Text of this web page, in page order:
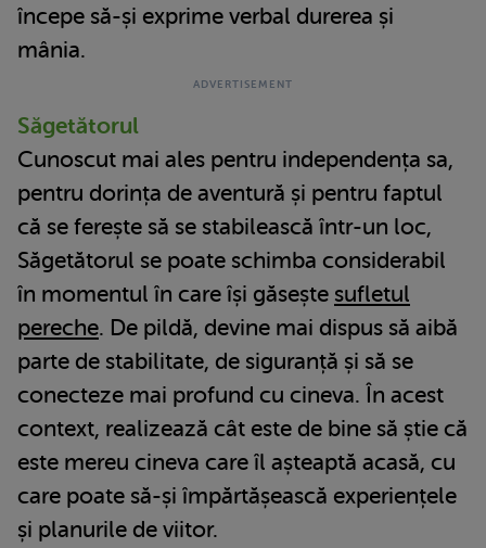
începe să-și exprime verbal durerea și
mânia.
Săgetătorul
Cunoscut mai ales pentru independența sa,
pentru dorința de aventură și pentru faptul
că se ferește să se stabilească într-un loc,
Săgetătorul se poate schimba considerabil
în momentul în care își găsește sufletul
pereche. De pildă, devine mai dispus să aibă
parte de stabilitate, de siguranță și să se
conecteze mai profund cu cineva. În acest
context, realizează cât este de bine să știe că
este mereu cineva care îl așteaptă acasă, cu
care poate să-și împărtășească experiențele
și planurile de viitor.